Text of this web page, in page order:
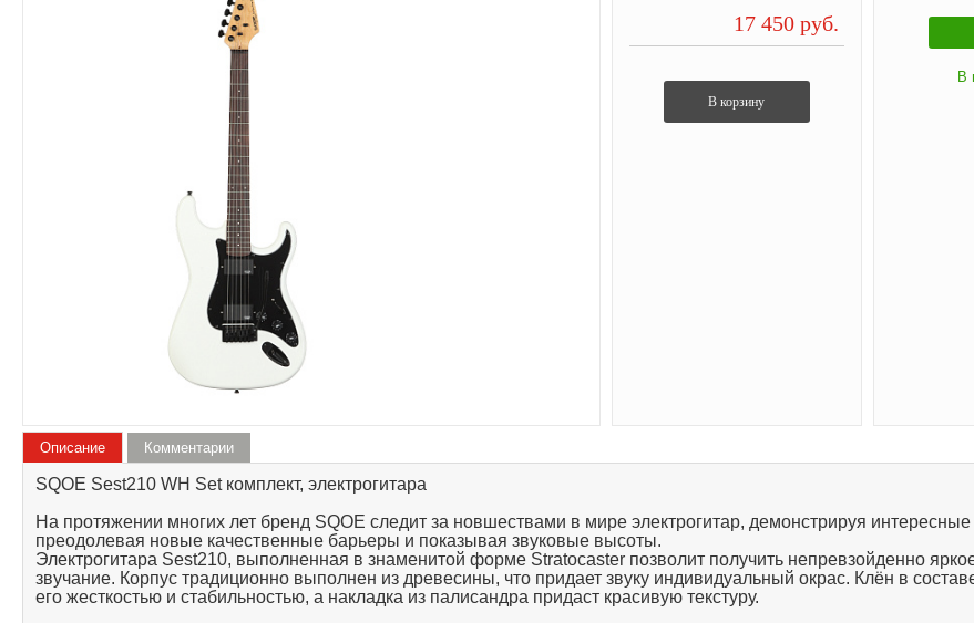
17 450 руб.
В корзину
В
Описание
SQOE Sest210 WH Set комплект, электрогитара
На протяжении многих лет бренд SQOE следит за новшествами в мире электрогитар, демонстрируя
преодолевая новые качественные барьеры и показывая звуковые высоты.
Электрогитара Sest210, выполненная в знаменитой форме Stratocaster позволит получить непревзойденно
звучание. Корпус традиционно выполнен из древесины, что придает звуку индивидуальный окрас. Клён в
его жесткостью и стабильностью, а накладка из палисандра придаст красивую текстуру.
Комментарии